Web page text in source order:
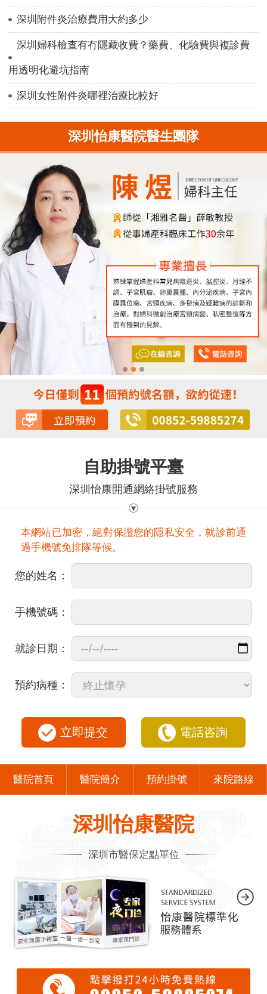
深圳附件炎治療費用大約多少
深圳婦科檢查有冇隱藏收費？藥費、化驗費與複診費
用透明化避坑指南
深圳女性附件炎哪裡治療比較好
深圳怡康醫院醫生團隊
自助掛號平臺
深圳怡康開通網絡掛號服務
本網站已加密，絕對保證您的隱私安全，就診前通
過手機號免排隊等候。
您的姓名：
手機號碼：
就診日期：
預約病種：
立即提交 電話咨詢
醫院首頁 醫院簡介 預約掛號 來院路線
深圳怡康醫院
深圳市醫保定點單位